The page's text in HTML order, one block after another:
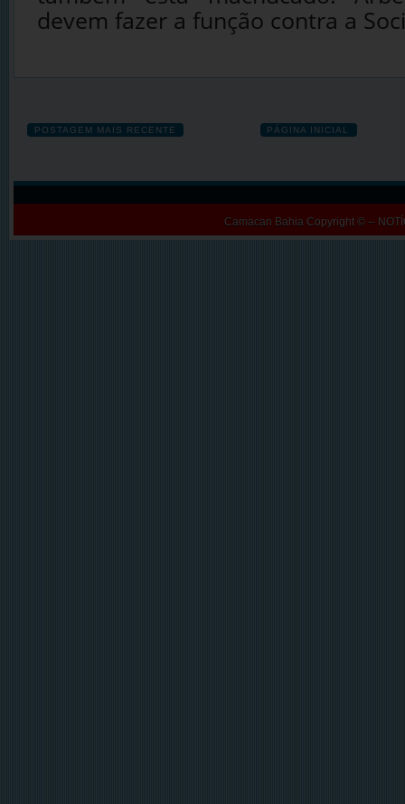
devem fazer a função contra a
POSTAGEM MAIS RECENTE PÁGINA INICIAL
Camacan Bahia Copyright © --